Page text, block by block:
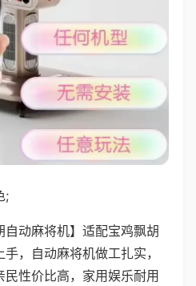
;
自动麻将机】适配宝鸡飘胡
，自动麻将机做工扎实，
性价比高，家用娱乐耐用